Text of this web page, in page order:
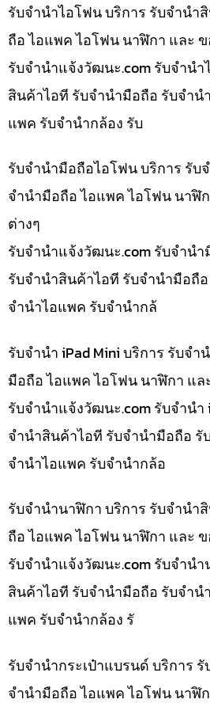
รับจำนำไอโฟน บริการ รับจำนำ
ถือ ไอแพค ไอโฟน นาฬิกา และ
รับจํานําแจ้งวัฒนะ.com รับจำน
สินค้าไอที รับจำนำมือถือ รับจำน
แพค รับจำนำกล้อง รับ
รับจำนำมือถือไอโฟน บริการ รับ
จำนำมือถือ ไอแพค ไอโฟน นาฬิ
ต่างๆ
รับจํานําแจ้งวัฒนะ.com รับจำน
รับจำนำสินค้าไอที รับจำนำมือถื
จำนำไอแพค รับจำนำกล้
รับจำนำ iPad Mini บริการ รับจ
มือถือ ไอแพค ไอโฟน นาฬิกา แล
รับจํานําแจ้งวัฒนะ.com รับจำนำ
จำนำสินค้าไอที รับจำนำมือถือ
จำนำไอแพค รับจำนำกล้อ
รับจำนำนาฬิกา บริการ รับจำนำ
ถือ ไอแพค ไอโฟน นาฬิกา และ
รับจํานําแจ้งวัฒนะ.com รับจำน
สินค้าไอที รับจำนำมือถือ รับจำน
แพค รับจำนำกล้อง รั
รับจำนำกระเป๋าแบรนด์ บริการ
จำนำมือถือ ไอแพค ไอโฟน นาฬิ